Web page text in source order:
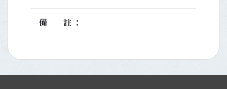
備註